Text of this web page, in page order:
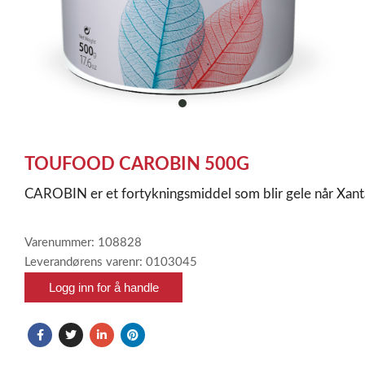
item
of
TOUFOOD CAROBIN 500G
CAROBIN er et fortykningsmiddel som blir gele når
Varenummer: 108828
Leverandørens varenr: 0103045
Logg inn for å handle